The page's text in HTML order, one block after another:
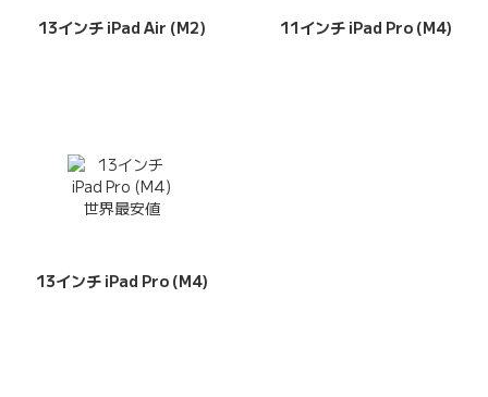
13インチ iPad Air (M2) 11インチ iPad Pro (M4)
13インチ iPad Pro (M4)